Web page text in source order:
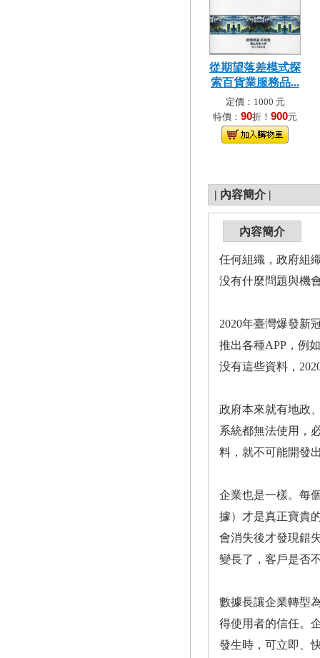
從期望落差模式探
索百貨業服務品...
定價：1000 元
特價： 90折！ 900元
| 內容簡介 |
內容簡介
任何組織，政府組
没有什麼問題與機
2020年臺灣爆發新
推出各種APP，例
没有這些資料，
政府本來就有地政
系統都無法使用，
料，就不可能開發
企業也是一樣。每
據）才是真正寶貴
會消失後才發現錯
變長了，客戶是否
數據長讓企業轉型
得使用者的信任。
發生時，可立即、